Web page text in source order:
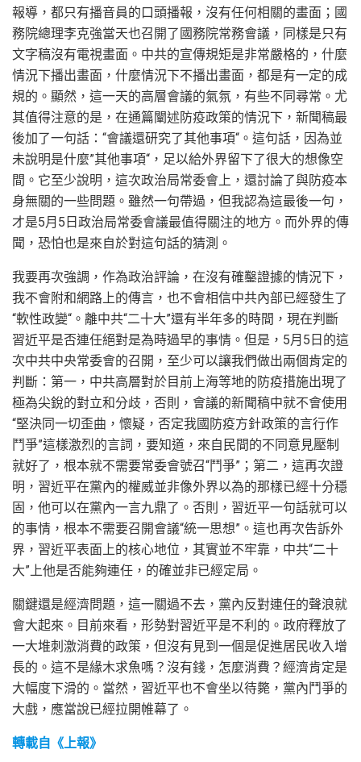
報導，都只有播音員的口頭播報，沒有任何相關的畫面；國
務院總理李克強當天也召開了國務院常務會議，同樣是只有
文字稿沒有電視畫面。中共的宣傳規矩是非常嚴格的，什麼
情況下播出畫面，什麼情況下不播出畫面，都是有一定的成
規的。顯然，這一天的高層會議的氣氛，有些不同尋常。尤
其值得注意的是，在通篇闡述防疫政策的情況下，新聞稿最
後加了一句話：“會議還研究了其他事項“。這句話，因為並
未說明是什麼”其他事項“，足以給外界留下了很大的想像空
間。它至少說明，這次政治局常委會上，還討論了與防疫本
身無關的一些問題。雖然一句帶過，但我認為這最後一句，
才是5月5日政治局常委會議最值得關注的地方。而外界的傳
聞，恐怕也是來自於對這句話的猜測。
我要再次強調，作為政治評論，在沒有確鑿證據的情況下，
我不會附和網路上的傳言，也不會相信中共內部已經發生了
“軟性政變“。離中共“二十大”還有半年多的時間，現在判斷
習近平是否連任絕對是為時過早的事情。但是，5月5日的這
次中共中央常委會的召開，至少可以讓我們做出兩個肯定的
判斷：第一，中共高層對於目前上海等地的防疫措施出現了
極為尖銳的對立和分歧，否則，會議的新聞稿中就不會使用
“堅決同一切歪曲，懷疑，否定我國防疫方針政策的言行作
鬥爭”這樣激烈的言詞，要知道，來自民間的不同意見壓制
就好了，根本就不需要常委會號召“鬥爭”；第二，這再次證
明，習近平在黨內的權威並非像外界以為的那樣已經十分穩
固，他可以在黨內一言九鼎了。否則，習近平一句話就可以
的事情，根本不需要召開會議“統一思想”。這也再次告訴外
界，習近平表面上的核心地位，其實並不牢靠，中共“二十
大”上他是否能夠連任，的確並非已經定局。
關鍵還是經濟問題，這一關過不去，黨內反對連任的聲浪就
會大起來。目前來看，形勢對習近平是不利的。政府釋放了
一大堆刺激消費的政策，但沒有見到一個是促進居民收入增
長的。這不是緣木求魚嗎？沒有錢，怎麼消費？經濟肯定是
大幅度下滑的。當然，習近平也不會坐以待斃，黨內鬥爭的
大戲，應當說已經拉開帷幕了。
轉載自《上報》